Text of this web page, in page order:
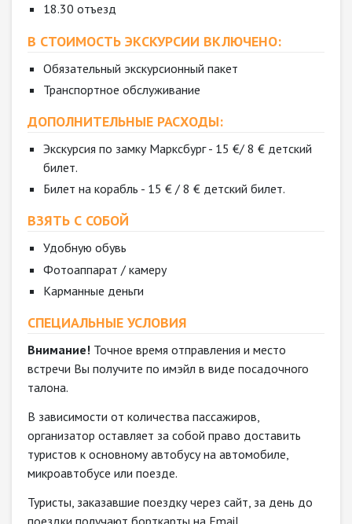
18.30 отъезд
В СТОИМОСТЬ ЭКСКУРСИИ ВКЛЮЧЕНО:
Обязательный экскурсионный пакет
Транспортное обслуживание
ДОПОЛНИТЕЛЬНЫЕ РАСХОДЫ:
Экскурсия по замку Марксбург - 15 €/ 8 € детский
билет.
Билет на корабль - 15 € / 8 € детский билет.
ВЗЯТЬ С СОБОЙ
Удобную обувь
Фотоаппарат / камеру
Карманные деньги
СПЕЦИАЛЬНЫЕ УСЛОВИЯ
Внимание! Точное время отправления и место
встречи Вы получите по имэйл в виде посадочного
талона.
В зависимости от количества пассажиров,
организатор оставляет за собой право доставить
туристов к основному автобусу на автомобиле,
микроавтобусе или поезде.
Туристы, заказавшие поездку через сайт, за день до
поездки получают борткарты на Email.